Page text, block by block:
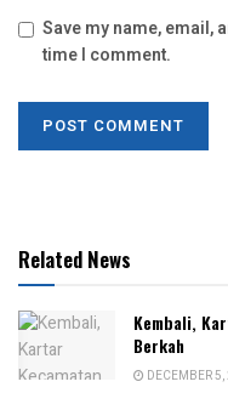
Save my name, email,
time I comment.
Related News
Kembali,
Berkah
DECEMBER